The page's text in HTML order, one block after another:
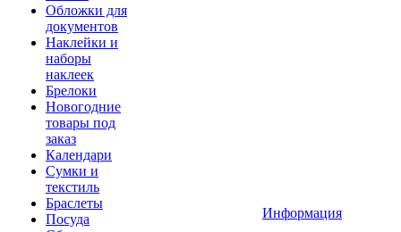
Обложки для
документов
Наклейки и
наборы
наклеек
Брелоки
Новогодние
товары под
заказ
Календари
Сумки и
текстиль
Браслеты
Посуда
Информация